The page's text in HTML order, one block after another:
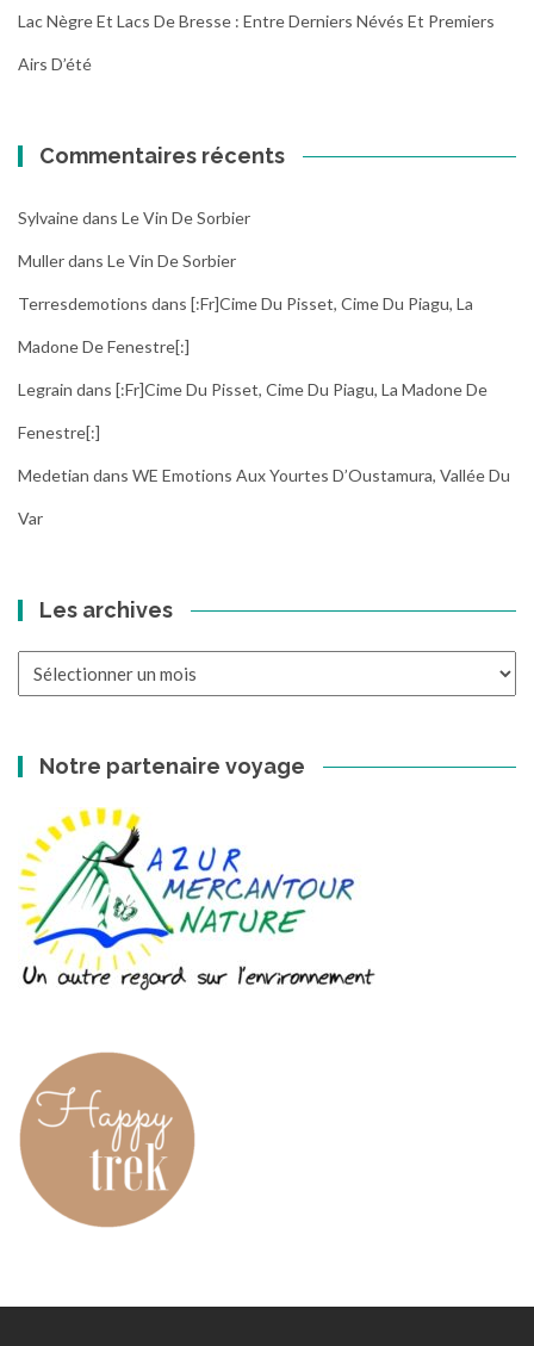
Lac Nègre Et Lacs De Bresse : Entre Derniers Névés Et Premiers
Airs D’été
Commentaires récents
Sylvainedans Le Vin De Sorbier
Mullerdans Le Vin De Sorbier
Terresdemotions dans [:fr]Cime Du Pisset, Cime Du Piagu, La
Madone De Fenestre[:]
Legrain dans [:fr]Cime Du Pisset, Cime Du Piagu, La Madone De
Fenestre[:]
Medetian dans WE Emotions Aux Yourtes D’Oustamura, Vallée Du
Var
Les archives
Notre partenaire voyage